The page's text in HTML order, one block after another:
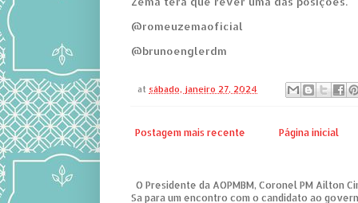
@romeuzemaoficial
@brunoenglerdm
at sábado, janeiro 27, 2024
Postagem mais recente Página inicial
O Presidente da AOPMBM, Coronel PM Ailton
Sa para um encontro com o candidato ao